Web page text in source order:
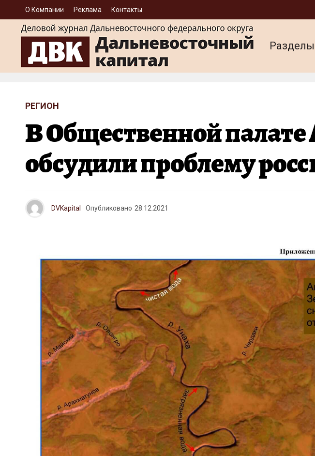
О Компании Реклама Контакты
Разделы
РЕГИОН
В Общественной палате
обсудили проблему
DVKapital Опубликовано 28.12.2021